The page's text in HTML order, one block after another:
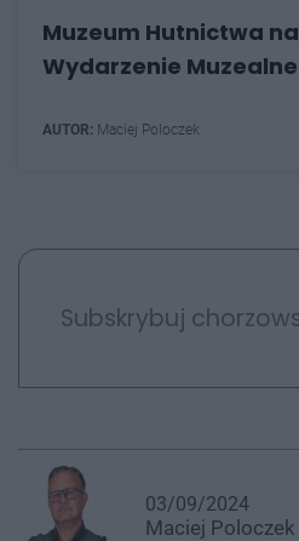
Muzeum Hutnictwa
Wydarzenie Muzealne
AUTOR: Maciej Poloczek
Subskrybuj
03/09/2024
Maciej Poloczek